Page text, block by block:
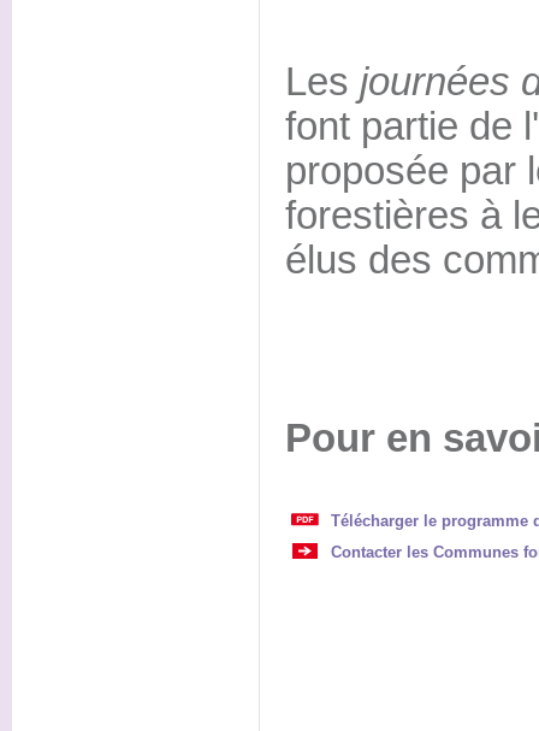
Les journées
font partie de
proposée par
forestières à
élus des
Pour en
Télécharger le programme
Contacter les Communes